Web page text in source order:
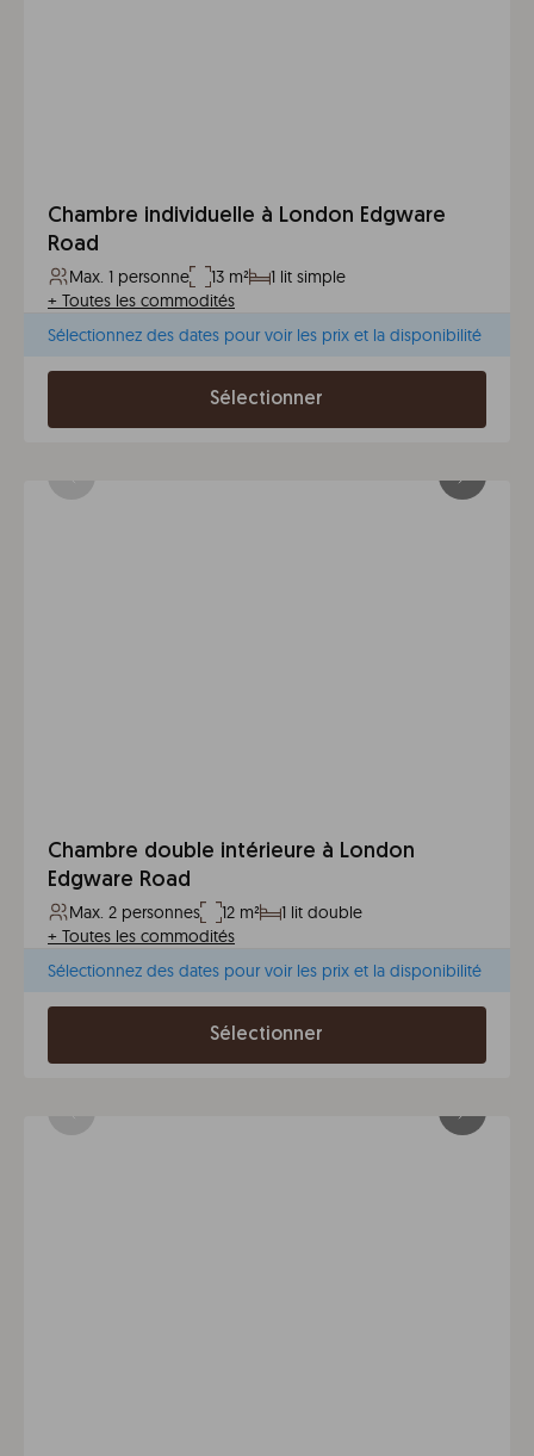
Chambre individuelle à London Edgware
Road
Max. 1 personne 13 m²
1 lit simple
+ Toutes les commodités
Sélectionnez des dates pour voir les prix et la disponibilité
Sélectionner
Chambre double intérieure à London
Edgware Road
Max. 2 personnes 12 m²
1 lit double
+ Toutes les commodités
Sélectionnez des dates pour voir les prix et la disponibilité
Sélectionner